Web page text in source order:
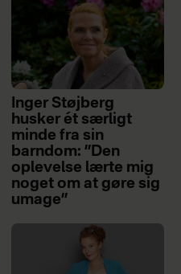
Inger Støjberg
husker ét særligt
minde fra sin
barndom: ”Den
oplevelse lærte mig
noget om at gøre sig
umage”